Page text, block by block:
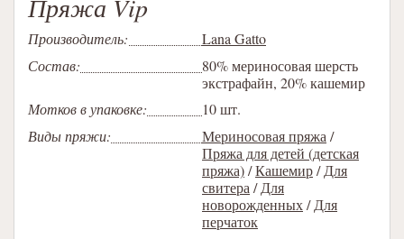
Пряжа Vip
Производитель:
Lana Gatto
Состав:
80% мериносовая шерсть
экстрафайн, 20% кашемир
Мотков в упаковке:
10 шт.
Виды пряжи:
Мериносовая пряжа /
Пряжа для детей (детская
пряжа)/Кашемир/Для
свитера /Для
новорожденных/Для
перчаток